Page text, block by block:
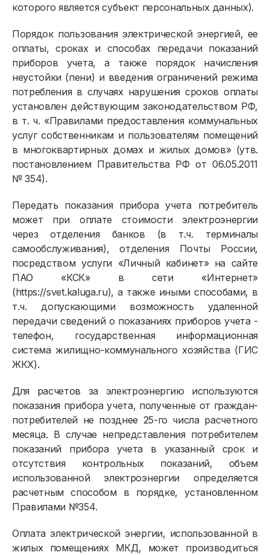
которого является субъект персональных данных).
Порядок пользования электрической энергией, ее
оплаты, сроках и способах передачи показаний
приборов учета, а также порядок начисления
неустойки (пени) и введения ограничений режима
потребления в случаях нарушения сроков оплаты
установлен действующим законодательством РФ,
в т. ч. «Правилами предоставления коммунальных
услуг собственникам и пользователям помещений
в многоквартирных домах и жилых домов» (утв.
постановлением Правительства РФ от 06.05.2011
№ 354).
Передать показания прибора учета потребитель
может при оплате стоимости электроэнергии
через отделения банков (в т.ч. терминалы
самообслуживания), отделения Почты России,
посредством услуги «Личный кабинет» на сайте
ПАО «КСК» в сети «Интернет»
(https://svet.kaluga.ru), а также иными способами, в
т.ч. допускающими возможность удаленной
передачи сведений о показаниях приборов учета -
телефон, государственная информационная
система жилищно-коммунального хозяйства (ГИС
ЖКХ).
Для расчетов за электроэнергию используются
показания прибора учета, полученные от граждан-
потребителей не позднее 25-го числа расчетного
месяца. В случае непредставления потребителем
показаний прибора учета в указанный срок и
отсутствия контрольных показаний, объем
использованной электроэнергии определяется
расчетным способом в порядке, установленном
Правилами №354.
Оплата электрической энергии, использованной в
жилых помещениях МКД, может производиться
Физическим лицам
Договор энергоснабжения
Расчёты и оплата
Должникам
Онлайн-сервисы
Полезное